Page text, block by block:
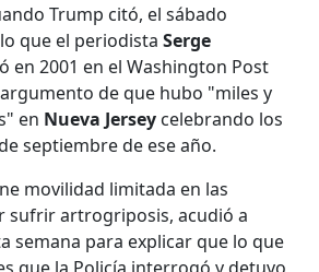
Trump citó, el sábado
que el periodista Serge
en 2001 en el Washington Post
de que hubo "miles y
en Nueva Jersey celebrando los
septiembre de ese año.
movilidad limitada en las
sufrir artrogriposis, acudió a
semana para explicar que lo que